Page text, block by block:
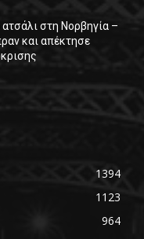
στη Νορβηγία –
και απέκτησε
1394
1123
964